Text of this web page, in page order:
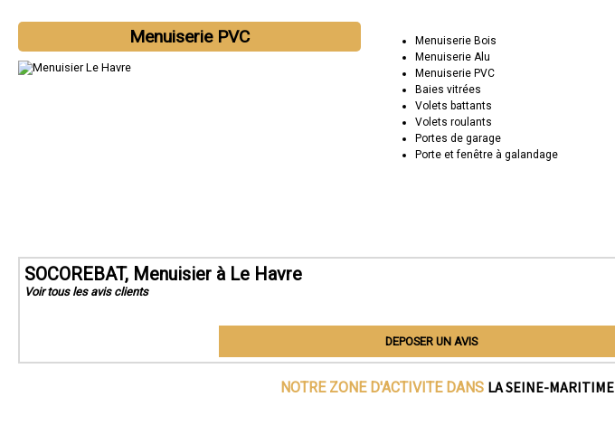
Menuiserie PVC
Menuiserie Bois
Menuiserie Alu
Menuiserie PVC
Baies vitrées
Volets battants
Volets roulants
Portes de garage
Porte et fenêtre à galandage
SOCOREBAT, Menuisier à Le Havre
Voir tous les avis clients
DEPOSER UN AVIS
NOTRE ZONE D'ACTIVITE DANS LA SEINE-MARITIME